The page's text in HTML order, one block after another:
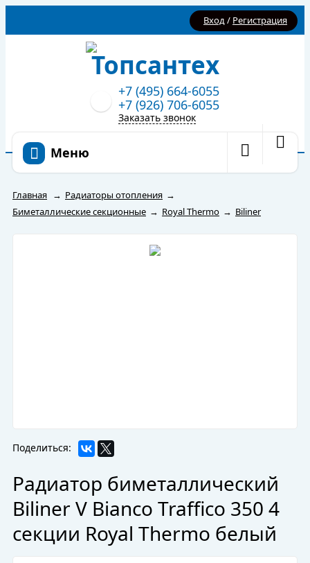
Вход/ Регистрация
+7 (495) 664-6055
+7 (926) 706-6055
Заказать звонок
Меню
Главная → Радиаторы отопления →
Биметаллические секционные → Royal Thermo → Biliner
Поделиться:
Радиатор биметаллический
Biliner V Bianco Traffico 350 4
секции Royal Thermo белый